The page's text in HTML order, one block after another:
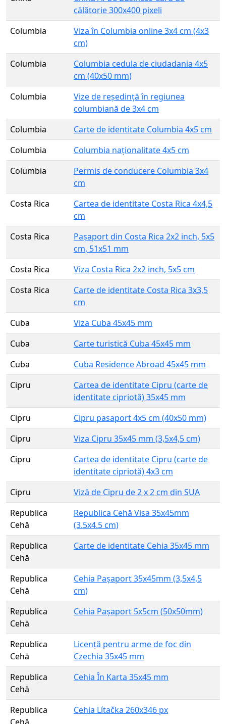
călătorie 300x400 pixeli
Columbia
Viza în Columbia online 3x4 cm (4x3
cm)
Columbia
Columbia cedula de ciudadania 4x5
cm (40x50 mm)
Columbia
Vize de reședință în regiunea
columbiană de 3x4 cm
Columbia
Carte de identitate Columbia 4x5 cm
Columbia
Columbia naționalitate 4x5 cm
Columbia
Permis de conducere Columbia 3x4
cm
Costa Rica
Cartea de identitate Costa Rica 4x4,5
cm
Costa Rica
Pașaport din Costa Rica 2x2 inch, 5x5
cm, 51x51 mm
Costa Rica
Viza Costa Rica 2x2 inch, 5x5 cm
Costa Rica
Carte de identitate Costa Rica 3x3,5
cm
Cuba
Viza Cuba 45x45 mm
Cuba
Carte turistică Cuba 45x45 mm
Cuba
Cuba Residence Abroad 45x45 mm
Cipru
Cartea de identitate Cipru (carte de
identitate cipriotă) 35x45 mm
Cipru
Cipru pasaport 4x5 cm (40x50 mm)
Cipru
Viza Cipru 35x45 mm (3,5x4,5 cm)
Cipru
Cartea de identitate Cipru (carte de
identitate cipriotă) 4x3 cm
Cipru
Viză de Cipru de 2 x 2 cm din SUA
Republica
Cehă
Republica Cehă Visa 35x45mm
(3.5x4.5 cm)
Republica
Cehă
Carte de identitate Cehia 35x45 mm
Republica
Cehă
Cehia Pașaport 35x45mm (3,5x4,5
cm)
Republica
Cehă
Cehia Pașaport 5x5cm (50x50mm)
Republica
Cehă
Licență pentru arme de foc din
Czechia 35x45 mm
Republica
Cehă
Cehia În Karta 35x45 mm
Republica
Cehia Lítačka 260x346 px